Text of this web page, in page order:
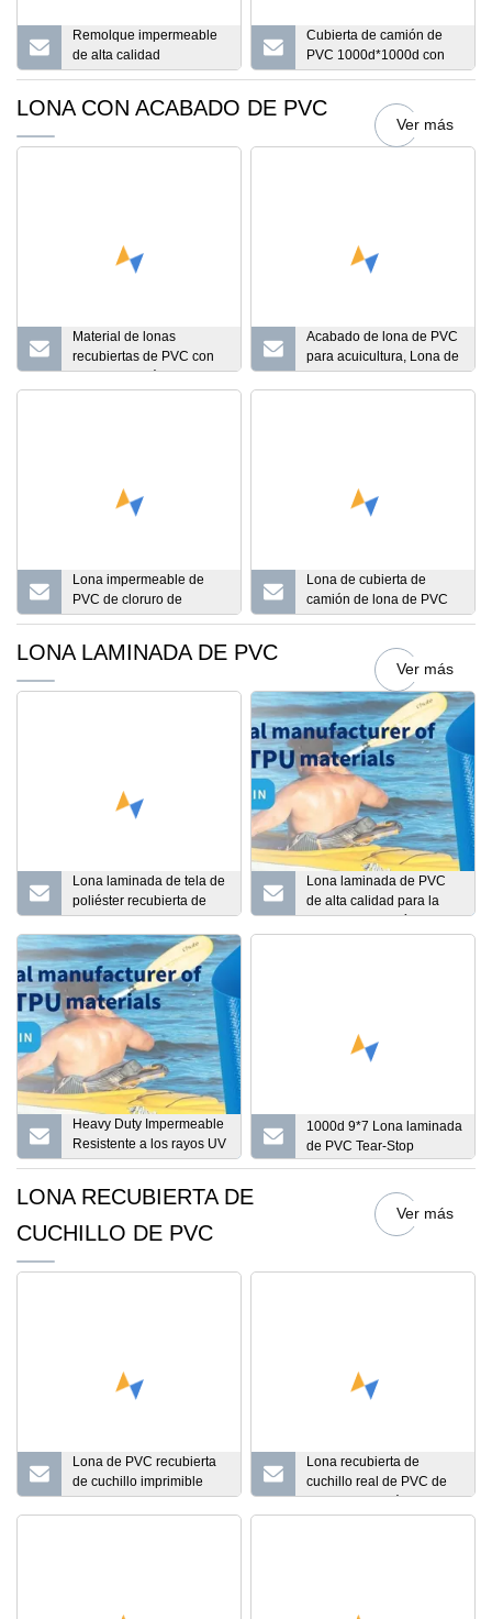
Remolque impermeable
de alta calidad
Cover/PVC Truck Trailer
Cubierta de camión de
PVC 1000d*1000d con
ojal
LONA CON ACABADO DE PVC
Ver más
Material de lonas
recubiertas de PVC con
acabado de fábrica
Acabado de lona de PVC
para acuicultura, Lona de
PVC para acuicultura
Lona impermeable de
PVC de cloruro de
polivinilo, lona de PVC
Lona de cubierta de
camión de lona de PVC
azul acabado
LONA LAMINADA DE PVC
Ver más
Lona laminada de tela de
poliéster recubierta de
PVC de vinilo resistente a
los rayos UV resistente al
agua multipropósito de
Sijiatex
Lona laminada de PVC
de alta calidad para la
cubierta del jardín del
Heavy Duty Impermeable
Resistente a los rayos UV
Retardante de llama
Camión Cubierta Bolsa
Tela Laminada Revestida
Rollo Lona Lona de PVC
1000d 9*7 Lona laminada
de PVC Tear-Stop
LONA RECUBIERTA DE
CUCHILLO DE PVC
Ver más
Lona de PVC recubierta
de cuchillo imprimible
blanca para cubiertas
Lona recubierta de
cuchillo real de PVC de
suministro de fábrica de